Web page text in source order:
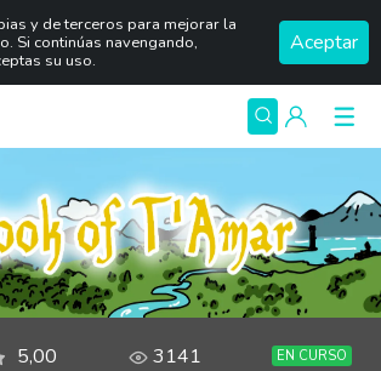
y de terceros para mejorar la
Si continúas navengando,
su uso.
Aceptar
5,00 3141 EN CURSO